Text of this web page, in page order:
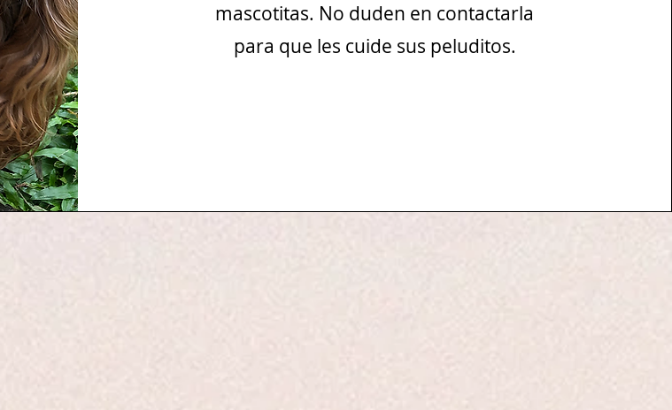
mascotitas. No duden en contactarla
para que les cuide sus peluditos.